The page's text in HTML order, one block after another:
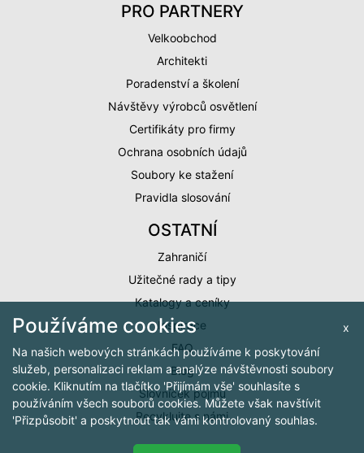
PRO PARTNERY
Velkoobchod
Architekti
Poradenství a školení
Návštěvy výrobců osvětlení
Certifikáty pro firmy
Ochrana osobních údajů
Soubory ke stažení
Pravidla slosování
OSTATNÍ
Zahraničí
Užitečné rady a tipy
Katalogy a ceníky
Inspirace
FAQ
Blog
Slovníček pojmů
Recyklujte s námi
x
Používáme cookies
Na našich webových stránkách používáme k poskytování
služeb, personalizaci reklam a analýze návštěvnosti soubory
cookie. Kliknutím na tlačítko 'Přijímám vše' souhlasíte s
používáním všech souborů cookies. Můžete však navštívit
'Přizpůsobit' a poskytnout tak vámi kontrolovaný souhlas.